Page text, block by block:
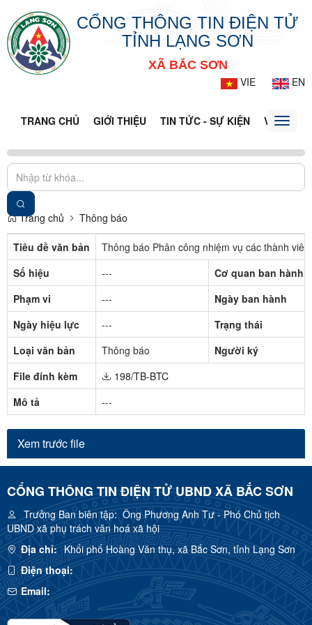
CỔNG THÔNG TIN ĐIỆN TỬ
TỈNH LẠNG SƠN
XÃ BẮC SƠN
VIE
EN
TRANG CHỦ GIỚI THIỆU TIN TỨC - SỰ KIỆN VĂN BẢN
Toggle
Trang chủ Thông báo
Tiêu đề văn bản
Thông báo Phân công nhiệm vụ các thành
Số hiệu
---
Cơ quan ban hành
Phạm vi
---
Ngày ban hành
Ngày hiệu lực
---
Trạng thái
Loại văn bản
Thông báo
Người ký
File đính kèm
198/TB-BTC
Mô tả
---
Xem trước file
CỔNG THÔNG TIN ĐIỆN TỬ UBND XÃ BẮC SƠN
Trưởng Ban biên tập:Ông Phương Anh Tư - Phó Chủ tịch
UBND xã phụ trách văn hoá xã hội
Địa chỉ: Khối phố Hoàng Văn thụ, xã Bắc Sơn, tỉnh Lạng Sơn
Điện thoại:
Email: